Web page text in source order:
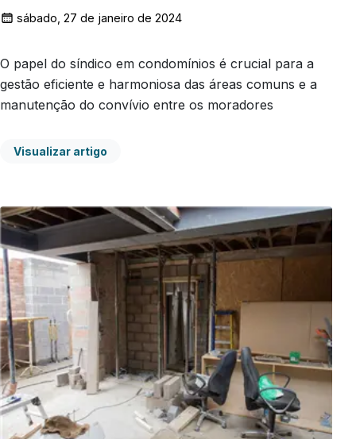
sábado, 27 de janeiro de 2024
O papel do síndico em condomínios é crucial para a
gestão eficiente e harmoniosa das áreas comuns e a
manutenção do convívio entre os moradores
Visualizar artigo